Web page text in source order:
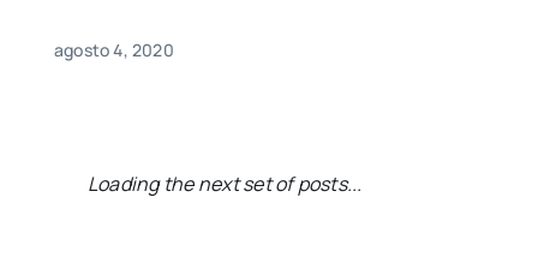
agosto 4, 2020